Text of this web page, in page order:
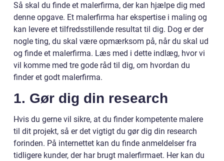
Så skal du finde et malerfirma, der kan hjælpe dig med
denne opgave. Et malerfirma har ekspertise i maling og
kan levere et tilfredsstillende resultat til dig. Dog er der
nogle ting, du skal være opmærksom på, når du skal ud
og finde et malerfirma. Læs med i dette indlæg, hvor vi
vil komme med tre gode råd til dig, om hvordan du
finder et godt malerfirma.
1. Gør dig din research
Hvis du gerne vil sikre, at du finder kompetente malere
til dit projekt, så er det vigtigt du gør dig din research
forinden. På internettet kan du finde anmeldelser fra
tidligere kunder, der har brugt malerfirmaet. Her kan du